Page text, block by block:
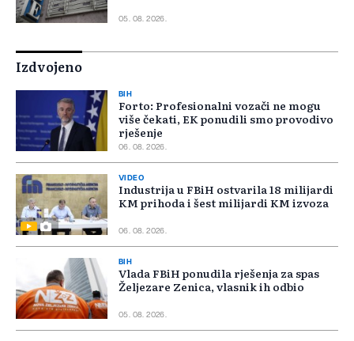
05. 08. 2026.
Izdvojeno
BIH
Forto: Profesionalni vozači ne mogu
više čekati, EK ponudili smo provodivo
rješenje
06. 08. 2026.
VIDEO
Industrija u FBiH ostvarila 18 milijardi
KM prihoda i šest milijardi KM izvoza
06. 08. 2026.
BIH
Vlada FBiH ponudila rješenja za spas
Željezare Zenica, vlasnik ih odbio
05. 08. 2026.